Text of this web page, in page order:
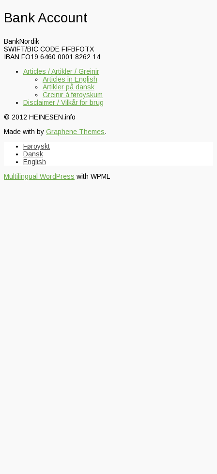
Bank Account
BankNordik
SWIFT/BIC CODE FIFBFOTX
IBAN FO19 6460 0001 8262 14
Articles / Artikler / Greinir
Articles in English
Artikler på dansk
Greinir á føroyskum
Disclaimer / Vilkår for brug
© 2012 HEINESEN.info
Made with by Graphene Themes.
Føroyskt
Dansk
English
Multilingual WordPress with WPML